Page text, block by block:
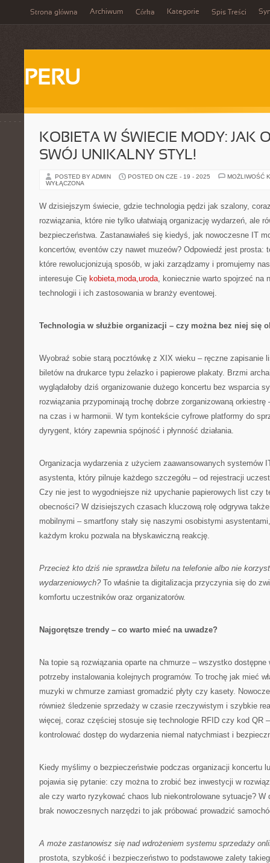
Strona główna Archiwum Córka Kategorie Spis Treści
PERU
KOBIETA W ŚWIECIE MODY: JAK
SWÓJ UNIKALNY STYL!
POSTED BY ADMIN POSTED ON CZE - 19 - 2025
MOŻLIWOŚĆ
WYŁĄCZONA
W dzisiejszym świecie, gdzie technologia pędzi jak szalony,
rozwiązania, które nie tylko ułatwiają organizację wydarzeń, ale
bezpieczeństwa. Zastanawiałeś się kiedyś, jak nowoczesne IT
koncertów, eventów czy nawet muzeów? Odpowiedź jest prosta:
które rewolucjonizują sposób, w jaki zarządzamy i promujemy
interesuje Cię kobieta,moda,uroda, koniecznie warto spojrzeć na
technologii i ich zastosowania w branży eventowej.
Technologia w służbie organizacji – czy można bez niej się
Wyobraź sobie starą pocztówkę z XIX wieku – ręczne zapisanie
biletów na drukarce typu żelazko i papierowe plakaty. Brzmi
wyglądałoby dziś organizowanie dużego koncertu bez wsparcia
rozwiązania przypominają trochę dobrze zorganizowaną
na czas i w harmonii. W tym kontekście cyfrowe platformy do
dyrygent, który zapewnia spójność i płynność działania.
Organizacja wydarzenia z użyciem zaawansowanych systemów
asystenta, który pilnuje każdego szczegółu – od rejestracji
Czy nie jest to wygodniejsze niż upychanie papierowych list czy
obecności? W dzisiejszych czasach kluczową rolę odgrywa
mobilnymi – smartfony stały się naszymi osobistymi
każdym kroku pozwala na błyskawiczną reakcję.
Przecież kto dziś nie sprawdza biletu na telefonie albo nie
wydarzeniowych? To właśnie ta digitalizacja przyczynia się do
komfortu uczestników oraz organizatorów.
Najgorętsze trendy – co warto mieć na uwadze?
Na topie są rozwiązania oparte na chmurze – wszystko
potrzeby instalowania kolejnych programów. To trochę jak mieć
muzyki w chmurze zamiast gromadzić płyty czy kasety.
również śledzenie sprzedaży w czasie rzeczywistym i szybkie
więcej, coraz częściej stosuje się technologie RFID czy kod QR
kontrolować dostęp do wydarzenia niemal natychmiast i
Kiedy myślimy o bezpieczeństwie podczas organizacji koncertu
pojawia się pytanie: czy można to zrobić bez inwestycji w
ale czy warto ryzykować chaos lub niekontrolowane sytuacje? W
brak nowoczesnych narzędzi to jak próbować prowadzić
A może zastanowisz się nad wdrożeniem systemu sprzedaży
prostota, szybkość i bezpieczeństwo to podstawowe zalety